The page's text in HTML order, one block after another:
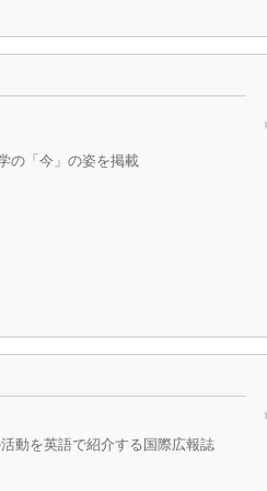
の「今」の姿を掲載
動を英語で紹介する国際広報誌